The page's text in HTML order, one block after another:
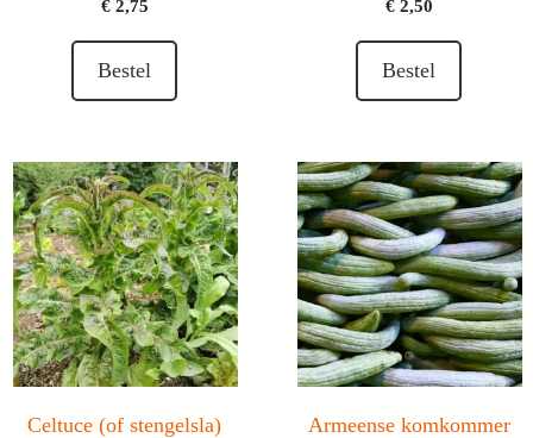
€2,75
Bestel
€2,50
Bestel
Celtuce (of stengelsla)
Armeense komkommer